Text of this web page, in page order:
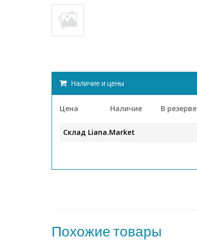
Наличие и цены
Цена Наличие В резерве
Склад Liana.Market
Похожие товары